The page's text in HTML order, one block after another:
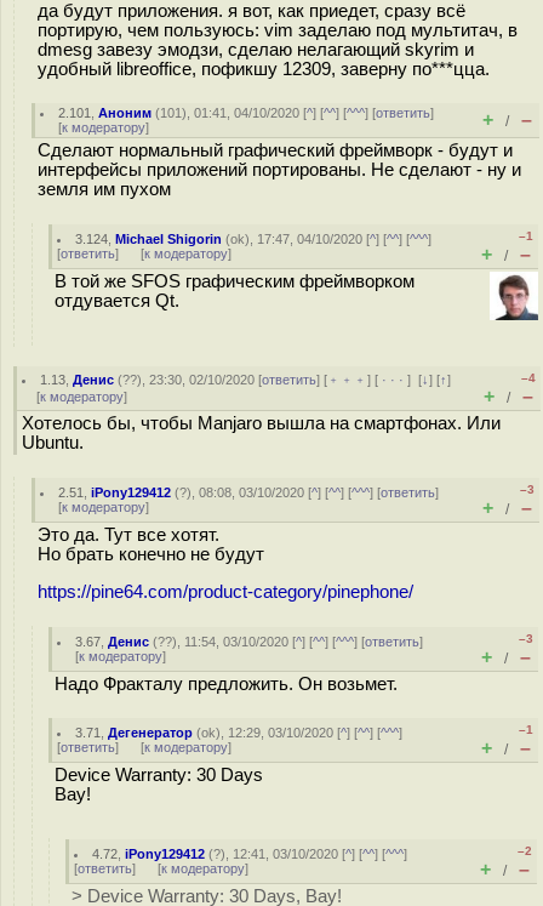
да будут приложения. я вот, как приедет, сразу всё
портирую, чем пользуюсь: vim заделаю под мультитач, в
dmesg завезу эмодзи, сделаю нелагающий skyrim и
удобный libreoffice, пофикшу 12309, заверну по***цца.
2.101 ,Аноним (101), 01:41, 04/10/2020 [^] [^^] [^^^] [ответить]
[к модератору] + / –
Сделают нормальный графический фреймворк - будут и
интерфейсы приложений портированы. Не сделают - ну и
земля им пухом
3.124 ,Michael Shigorin (ok), 17:47, 04/10/2020 [^] [^^] [^^^]
[ответить] [к модератору]
–1
+ / –
В той же SFOS графическим фреймворком
отдувается Qt.
1.13 ,Денис (??), 23:30, 02/10/2020 [ответить] [ ﹢﹢﹢] [ · · ·][↓] [↑]
[к модератору]
–4
+ / –
Хотелось бы, чтобы Manjaro вышла на смартфонах. Или
Ubuntu.
2.51 ,iPony129412 (?), 08:08, 03/10/2020 [^] [^^] [^^^] [ответить]
[к модератору]
–3
+ / –
Это да. Тут все хотят.
Но брать конечно не будут
https://pine64.com/product-category/pinephone/
3.67 ,Денис (??), 11:54, 03/10/2020 [^] [^^] [^^^] [ответить]
[к модератору]
–3
+ / –
Надо Фракталу предложить. Он возьмет.
3.71 ,Дегенератор (ok), 12:29, 03/10/2020 [^] [^^] [^^^]
[ответить] [к модератору]
–1
+ / –
Device Warranty: 30 Days
Вау!
4.72 ,iPony129412 (?), 12:41, 03/10/2020 [^] [^^] [^^^]
[ответить] [к модератору]
–2
+ / –
> Device Warranty: 30 Days, Вау!